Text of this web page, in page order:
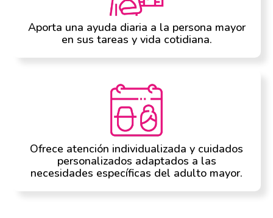
Aporta una ayuda diaria a la persona mayor
en sus tareas y vida cotidiana.
Ofrece atención individualizada y cuidados
personalizados adaptados a las
necesidades específicas del adulto mayor.